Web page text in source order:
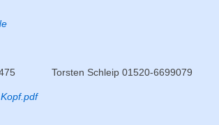
Torsten Schleip 01520-6699079